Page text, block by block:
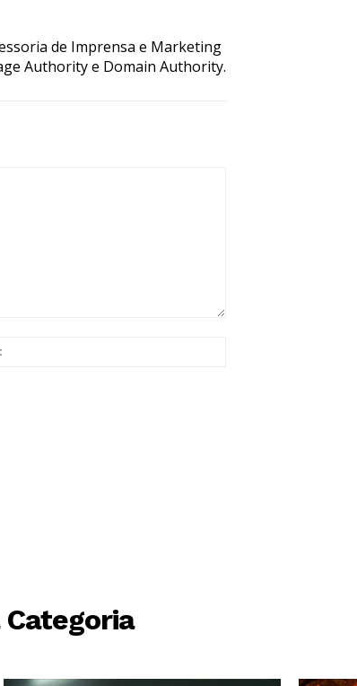
de Imprensa e Marketing
Authority e Domain Authority.